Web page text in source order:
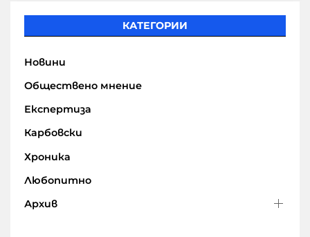
КАТЕГОРИИ
Новини
Обществено мнение
Експертиза
Карбовски
Хроника
Любопитно
Архив